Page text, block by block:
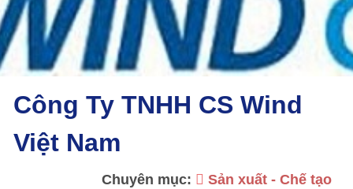
Công Ty TNHH CS Wind
Việt Nam
Chuyên mục: Sản xuất - Chế tạo